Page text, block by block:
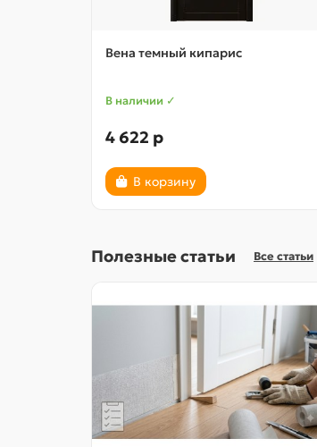
Вена темный кипарис
В наличии ✓
4 622 р
В корзину
Полезные статьи Все статьи